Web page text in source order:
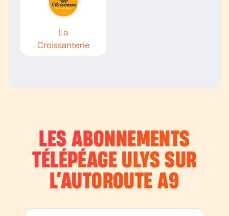
La
Croissanterie
LES ABONNEMENTS
TÉLÉPÉAGE ULYS SUR
L’AUTOROUTEA9